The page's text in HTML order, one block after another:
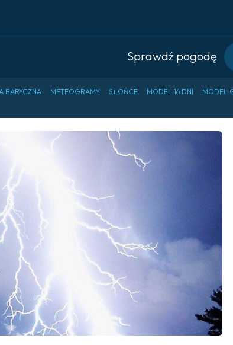
Sprawdź pogodę
BARYCZNA METEOGRAMY SŁOŃCE MODEL 16 DNI MODEL